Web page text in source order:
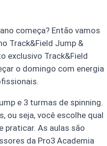
começa? Então vamos
Track&Field Jump &
exclusivo Track&Field
o domingo com energia
e 3 turmas de spinning.
ou seja, você escolhe qual
praticar. As aulas são
da Pro3 Academia